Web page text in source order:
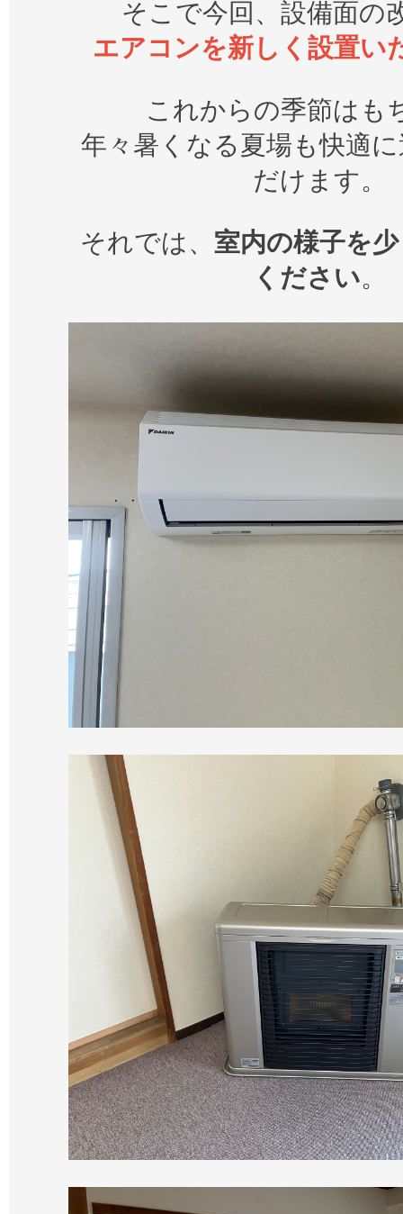
そこで今回、設備面の
エアコンを新しく設置い
これからの季節はも
年々暑くなる夏場も快適
だけます。
それでは、 室内の様子を
ください。